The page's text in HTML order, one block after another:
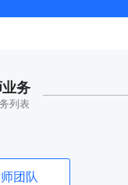
务
列表
团队